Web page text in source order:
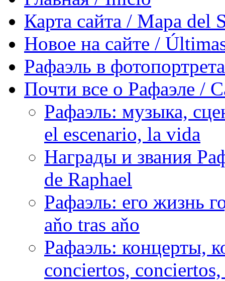
Карта сайта / Mapa del
Новое на сайте /
Рафаэль в
Почти все о Рафаэле /
Рафаэль: музыка,
el escenario, la vida
Награды и звания
de Raphael
Рафаэль: его жизнь
aňo tras aňo
Рафаэль: концерты,
conciertos,